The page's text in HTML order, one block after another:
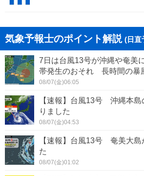
気象予報士のポイント解説 (日直
7日は台風13号が沖縄や奄
帯発生のおそれ 長時間の暴
08/07(金)06:05
【速報】台風13号 沖縄本島
りました
08/07(金)04:53
【速報】台風13号 奄美大島
た
08/07(金)01:02